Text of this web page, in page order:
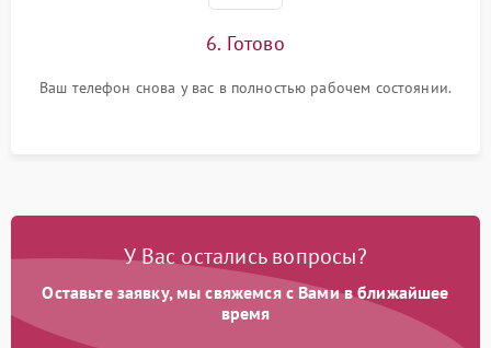
6. Готово
Ваш телефон снова у вас в полностью рабочем состоянии.
У Вас остались вопросы?
Оставьте заявку, мы свяжемся с Вами в ближайшее
время